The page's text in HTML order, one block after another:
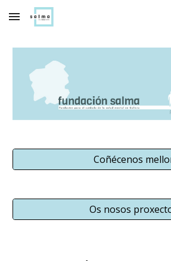
Skip to main content
Coñécenos
Os nosos